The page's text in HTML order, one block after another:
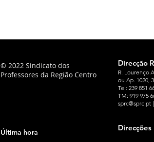
© 2022 Sindicato dos
Professores da Região Centro
Direcção
R. Lourenço
ou Ap. 1020,
Tel: 239 851
TM: 919 975
sprc@sprc.pt |
Última hora